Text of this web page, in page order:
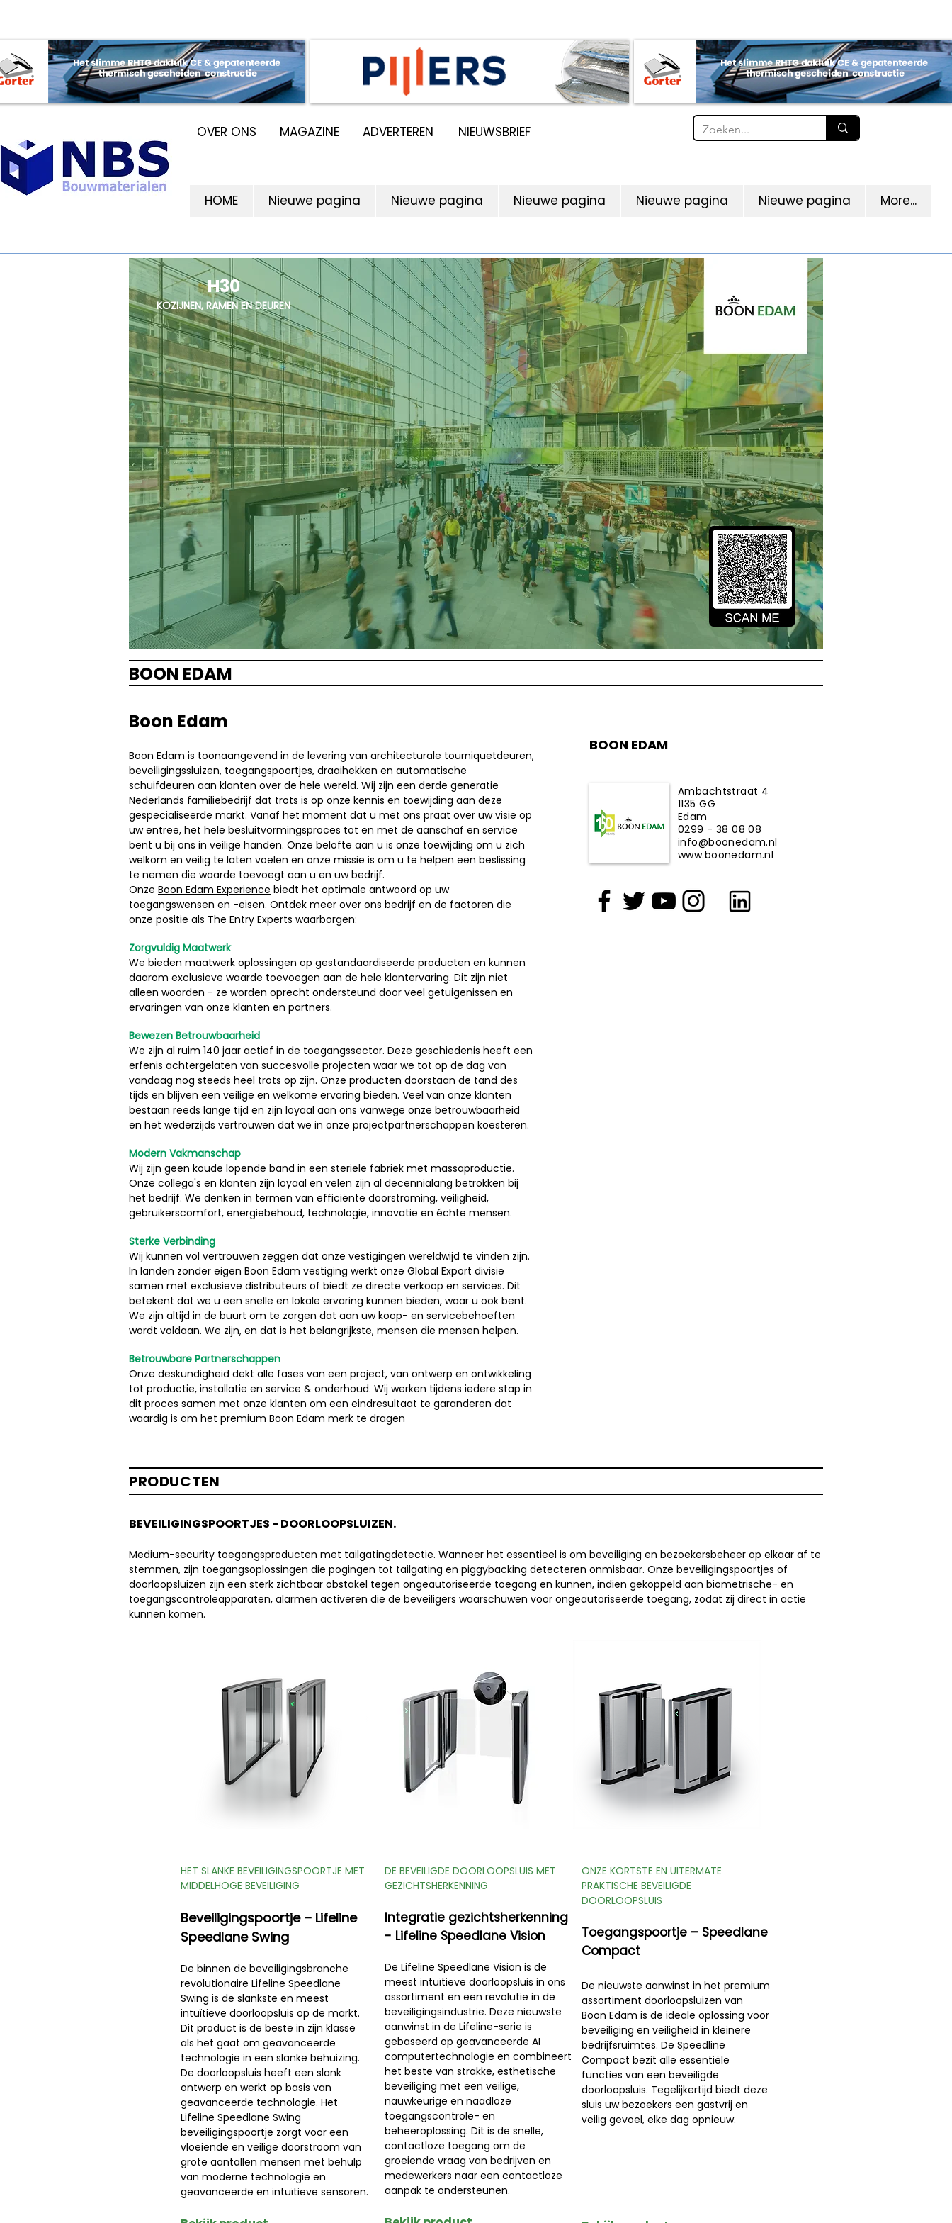
OVER ONS MAGAZINE ADVERTEREN NIEUWSBRIEF
HOME Nieuwe pagina Nieuwe pagina Nieuwe pagina Nieuwe pagina Nieuwe pagina More...
H30
KOZIJNEN, RAMEN EN DEUREN
BOON EDAM
Boon Edam
Boon Edam is toonaangevend in de levering van architecturale tourniquetdeuren,
beveiligingssluizen, toegangspoortjes, draaihekken en automatische
schuifdeuren aan klanten over de hele wereld. Wij zijn een derde generatie
Nederlands familiebedrijf dat trots is op onze kennis en toewijding aan deze
gespecialiseerde markt. Vanaf het moment dat u met ons praat over uw visie op
uw entree, het hele besluitvormingsproces tot en met de aanschaf en service
bent u bij ons in veilige handen. Onze belofte aan u is onze toewijding om u zich
welkom en veilig te laten voelen en onze missie is om u te helpen een beslissing
te nemen die waarde toevoegt aan u en uw bedrijf.
Onze Boon Edam Experience biedt het optimale antwoord op uw
toegangswensen en -eisen. Ontdek meer over ons bedrijf en de factoren die
onze positie als The Entry Experts waarborgen:
Zorgvuldig Maatwerk
We bieden maatwerk oplossingen op gestandaardiseerde producten en kunnen
daarom exclusieve waarde toevoegen aan de hele klantervaring. Dit zijn niet
alleen woorden - ze worden oprecht ondersteund door veel getuigenissen en
ervaringen van onze klanten en partners.
Bewezen Betrouwbaarheid
We zijn al ruim 140 jaar actief in de toegangssector. Deze geschiedenis heeft een
erfenis achtergelaten van succesvolle projecten waar we tot op de dag van
vandaag nog steeds heel trots op zijn. Onze producten doorstaan de tand des
tijds en blijven een veilige en welkome ervaring bieden. Veel van onze klanten
bestaan reeds lange tijd en zijn loyaal aan ons vanwege onze betrouwbaarheid
en het wederzijds vertrouwen dat we in onze projectpartnerschappen koesteren.
Modern Vakmanschap
Wij zijn geen koude lopende band in een steriele fabriek met massaproductie.
Onze collega's en klanten zijn loyaal en velen zijn al decennialang betrokken bij
het bedrijf. We denken in termen van efficiënte doorstroming, veiligheid,
gebruikerscomfort, energiebehoud, technologie, innovatie en échte mensen.
Sterke Verbinding
Wij kunnen vol vertrouwen zeggen dat onze vestigingen wereldwijd te vinden zijn.
In landen zonder eigen Boon Edam vestiging werkt onze Global Export divisie
samen met exclusieve distributeurs of biedt ze directe verkoop en services. Dit
betekent dat we u een snelle en lokale ervaring kunnen bieden, waar u ook bent.
We zijn altijd in de buurt om te zorgen dat aan uw koop- en servicebehoeften
wordt voldaan. We zijn, en dat is het belangrijkste, mensen die mensen helpen.
Betrouwbare Partnerschappen
Onze deskundigheid dekt alle fases van een project, van ontwerp en ontwikkeling
tot productie, installatie en service & onderhoud. Wij werken tijdens iedere stap in
dit proces samen met onze klanten om een eindresultaat te garanderen dat
waardig is om het premium Boon Edam merk te dragen
BOON EDAM
Ambachtstraat 4
1135 GG
Edam
0299 - 38 08 08
info@boonedam.nl
www.boonedam.nl
PRODUCTEN
BEVEILIGINGSPOORTJES - DOORLOOPSLUIZEN.
Medium-security toegangsproducten met tailgatingdetectie. Wanneer het essentieel is om beveiliging en bezoekersbeheer op elkaar af te
stemmen, zijn toegangsoplossingen die pogingen tot tailgating en piggybacking detecteren onmisbaar. Onze beveiligingspoortjes of
doorloopsluizen zijn een sterk zichtbaar obstakel tegen ongeautoriseerde toegang en kunnen, indien gekoppeld aan biometrische- en
toegangscontroleapparaten, alarmen activeren die de beveiligers waarschuwen voor ongeautoriseerde toegang, zodat zij direct in actie
kunnen komen.
HET SLANKE BEVEILIGINGSPOORTJE MET
MIDDELHOGE BEVEILIGING
Beveiligingspoortje – Lifeline
Speedlane Swing
De binnen de beveiligingsbranche
revolutionaire Lifeline Speedlane
Swing is de slankste en meest
intuïtieve doorloopsluis op de markt.
Dit product is de beste in zijn klasse
als het gaat om geavanceerde
technologie in een slanke behuizing.
De doorloopsluis heeft een slank
ontwerp en werkt op basis van
geavanceerde technologie. Het
Lifeline Speedlane Swing
beveiligingspoortje zorgt voor een
vloeiende en veilige doorstroom van
grote aantallen mensen met behulp
van moderne technologie en
geavanceerde en intuïtieve sensoren.
DE BEVEILIGDE DOORLOOPSLUIS MET
GEZICHTSHERKENNING
Integratie gezichtsherkenning
- Lifeline Speedlane Vision
De Lifeline Speedlane Vision is de
meest intuïtieve doorloopsluis in ons
assortiment en een revolutie in de
beveiligingsindustrie. Deze nieuwste
aanwinst in de Lifeline-serie is
gebaseerd op geavanceerde AI
computertechnologie en combineert
het beste van strakke, esthetische
beveiliging met een veilige,
nauwkeurige en naadloze
toegangscontrole- en
beheeroplossing. Dit is de snelle,
contactloze toegang om de
groeiende vraag van bedrijven en
medewerkers naar een contactloze
aanpak te ondersteunen.
ONZE KORTSTE EN UITERMATE
PRAKTISCHE BEVEILIGDE
DOORLOOPSLUIS
Toegangspoortje – Speedlane
Compact
De nieuwste aanwinst in het premium
assortiment doorloopsluizen van
Boon Edam is de ideale oplossing voor
beveiliging en veiligheid in kleinere
bedrijfsruimtes. De Speedline
Compact bezit alle essentiële
functies van een beveiligde
doorloopsluis. Tegelijkertijd biedt deze
sluis uw bezoekers een gastvrij en
veilig gevoel, elke dag opnieuw.